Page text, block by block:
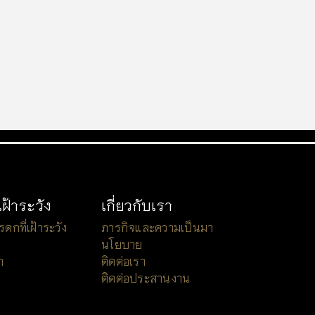
าระวัง
กที่เฝ้าระวัง
เกี่ยวกับเรา
ภารกิจและความเป็นมา
นโยบาย
ติดต่อเรา
ติดต่อประสานงาน